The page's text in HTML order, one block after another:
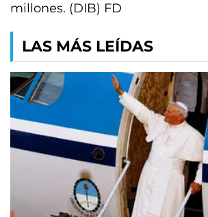
millones. (DIB) FD
LAS MÁS LEÍDAS